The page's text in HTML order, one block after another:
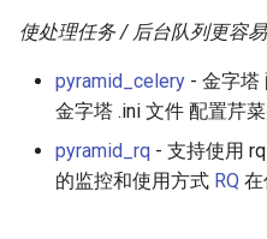
使处理任务 / 后台队列更容
pyramid_celery - 金字塔
金字塔 .ini 文件 配置芹
pyramid_rq - 支持使用
的监控和使用方式 RQ 在